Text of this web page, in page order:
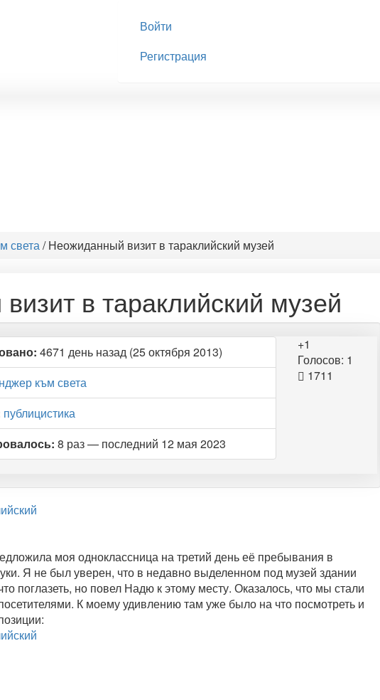
Войти
Регистрация
света/Неожиданный визит в тараклийский музей
в тараклийский музей
4671 день назад (25 октября 2013)
към света
публицистика
8 раз — последний 12 мая 2023
+1
Голосов: 1
1711
моя одноклассница на третий день её пребывания в
Я не был уверен, что в недавно выделенном под музей здании
поглазеть, но повел Надю к этому месту. Оказалось, что мы стали
К моему удивлению там уже было на что посмотреть и